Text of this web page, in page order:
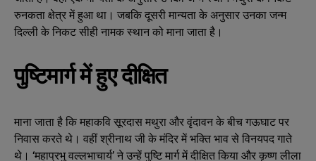
रुनकता क्षेत्र में हुआ था। जबकि दूसरी मान्यता के अनुसार उनका जन्म
दिल्ली के निकट सीही नामक स्थान को माना जाता है।
पुष्टिमार्ग में हुए दीक्षित
माना जाता है कि महाकवि सूरदास मथुरा और वृंदावन के बीच गऊघाट पर
निवास करते थे। वहीं श्रीनाथ जी के मंदिर में भक्ति भाव से विनयपद गाते
थे। ‘महाप्रभु वल्लभाचार्य’ ने उन्हें पुष्टि मार्ग में दीक्षित किया और कृष्ण लीला